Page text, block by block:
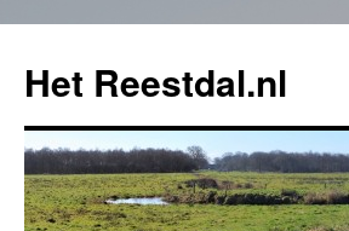
Het Reestdal.nl